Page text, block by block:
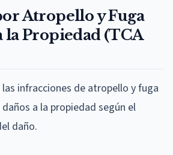
Atropello y Fuga
la Propiedad (TCA
infracciones de atropello y fuga
a la propiedad según el
daño.